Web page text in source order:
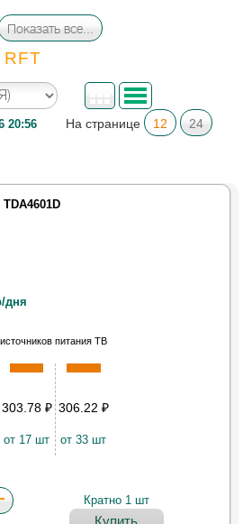
RFT
RFT
20:56 На странице 12
24
TDA4601D
дня
питания ТВ
303.78 ₽
от 17 шт
306.22 ₽
от 33 шт
Кратно 1 шт
Купить
Показать все...